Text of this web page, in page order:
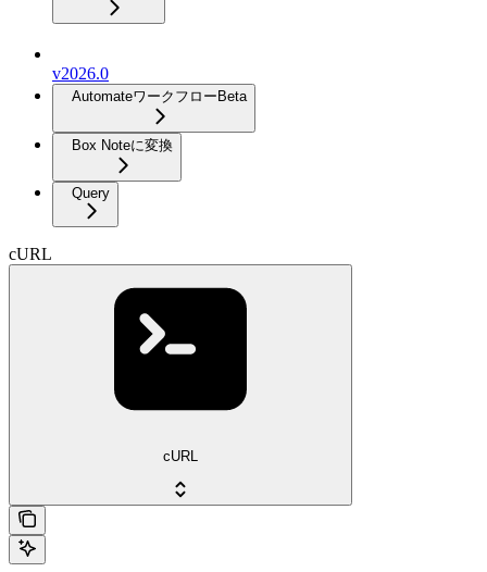
v2026.0
Automateワークフロー Beta
Box Noteに変換
Query
cURL
cURL